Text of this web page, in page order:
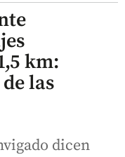
km:
las
dicen